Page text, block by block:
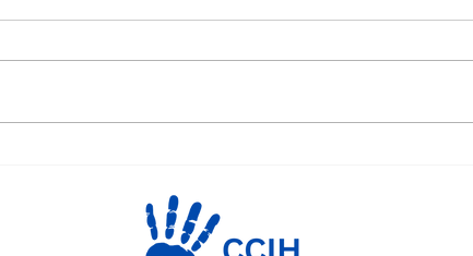
do trato urinário
relacionadas a sonda